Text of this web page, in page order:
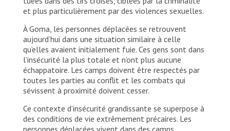
et plus particulièrement par des violences sexuelles.
À Goma, les personnes déplacées se retrouvent
aujourd’hui dans une situation similaire à celle
qu’elles avaient initialement fuie. Ces gens sont dans
l’insécurité la plus totale et n’ont plus aucune
échappatoire. Les camps doivent être respectés par
toutes les parties au conflit et les combats qui
sévissent à proximité doivent cesser.
Ce contexte d’insécurité grandissante se superpose à
des conditions de vie extrêmement précaires. Les
personnes déplacées vivent dans des camps